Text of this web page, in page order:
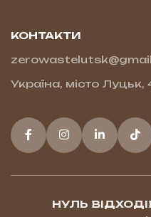
КОНТАКТИ
Україна, місто
НУЛЬ